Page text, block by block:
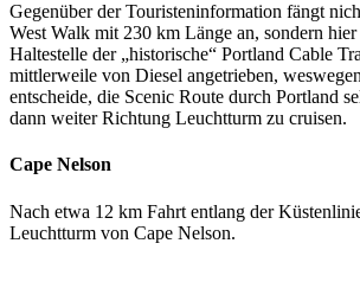
Gegenüber der Touristeninformation fängt
West Walk mit 230 km Länge an, sondern
Haltestelle der „historische“ Portland Cable
mittlerweile von Diesel angetrieben,
entscheide, die Scenic Route durch Portland
dann weiter Richtung Leuchtturm zu cruisen.
Cape Nelson
Nach etwa 12 km Fahrt entlang der
Leuchtturm von Cape Nelson.